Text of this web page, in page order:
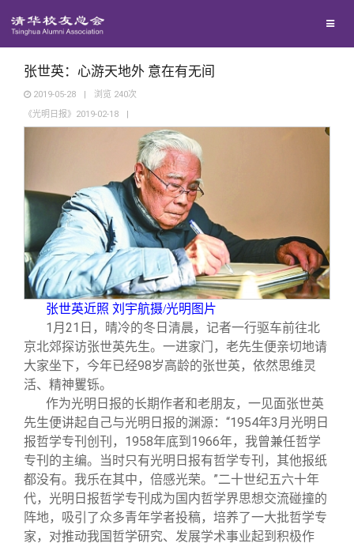
西南联大校友会
回馈母校
捐赠项目
捐赠新闻
捐赠纪事
捐赠方法
义工计划
媒体平台
《清华校友通讯》
《水木清华》
我要订阅
新媒体平台
百年清华
清华人物
清华故事
青春风采
校友文苑
校友讲坛
校友视界
校友服务
终身学习
信息化服务
三创大赛
实用信息
校友总会
总会简介
会长致辞
总会章程
理事会名单
关闭
张世英：心游天地外 意在有无间
2019-05-28 | 浏览 240次
《光明日报》2019-02-18
|
张世英近照 刘宇航摄/光明图片
1 月21日，晴冷的冬日清晨，记者一行驱车前往北
京北郊探访张世英先生。一进家门，老先生便亲切地请
大家坐下，今年已经98岁高龄的张世英，依然思维灵
活、精神矍铄。
作为光明日报的长期作者和老朋友，一见面张世英
先生便讲起自己与光明日报的渊源：“1954年3月光明日
报哲学专刊创刊，1958年底到1966年，我曾兼任哲学
专刊的主编。当时只有光明日报有哲学专刊，其他报纸
都没有。我乐在其中，倍感光荣。”二十世纪五六十年
代，光明日报哲学专刊成为国内哲学界思想交流碰撞的
阵地，吸引了众多青年学者投稿，培养了一大批哲学专
家，对推动我国哲学研究、发展学术事业起到积极作